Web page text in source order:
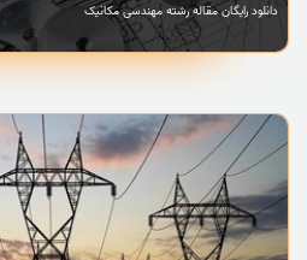
دانلود رایگان مقاله رشته مهندسی مکانیک